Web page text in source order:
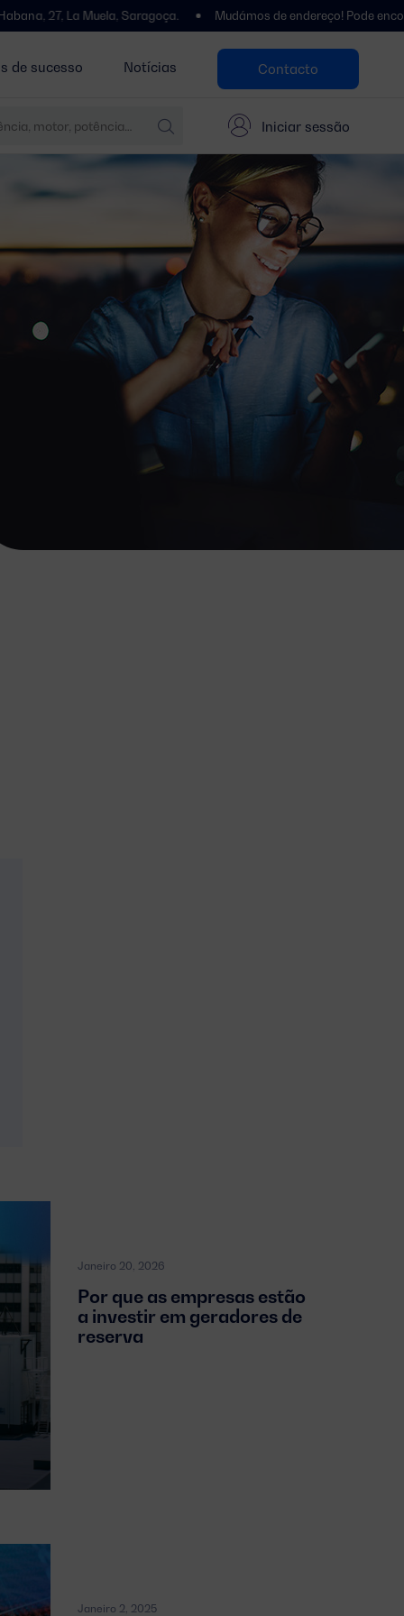
de sucesso Notícias Contacto
Iniciar sessão
Saragoça. Mudámos de endereço! Pode encontrar-nos em:
Janeiro 20, 2026
Por que as empresas estão
a investir em geradores de
reserva
Janeiro 2, 2025